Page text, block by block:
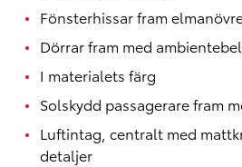
Fönsterhissar fram
Dörrar fram med
I materialets färg
Solskydd passagerare fram
Luftintag, centralt med
detaljer